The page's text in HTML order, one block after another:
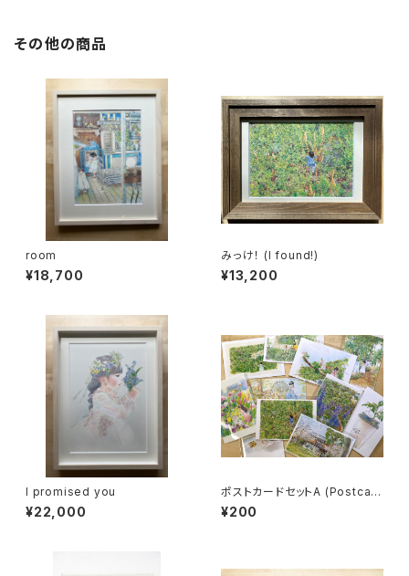
その他の商品
room
¥18,700
みっけ！ (I found!)
¥13,200
I promised you
¥22,000
ポストカードセットA (Postcard
set A)
¥200